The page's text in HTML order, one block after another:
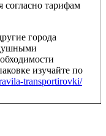
согласно тарифам
города
изучайте по
transportirovki/